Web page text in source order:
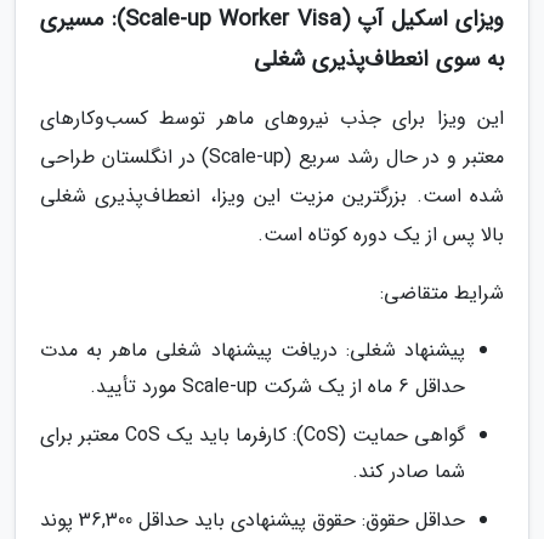
ویزای اسکیل آپ (Scale-up Worker Visa): مسیری
به سوی انعطاف‌پذیری شغلی
این ویزا برای جذب نیروهای ماهر توسط کسب‌وکارهای
معتبر و در حال رشد سریع (Scale-up) در انگلستان طراحی
شده است. بزرگترین مزیت این ویزا، انعطاف‌پذیری شغلی
بالا پس از یک دوره کوتاه است.
شرایط متقاضی:
پیشنهاد شغلی: دریافت پیشنهاد شغلی ماهر به مدت
حداقل 6 ماه از یک شرکت Scale-up مورد تأیید.
گواهی حمایت (CoS): کارفرما باید یک CoS معتبر برای
شما صادر کند.
حداقل حقوق: حقوق پیشنهادی باید حداقل 36,300 پوند